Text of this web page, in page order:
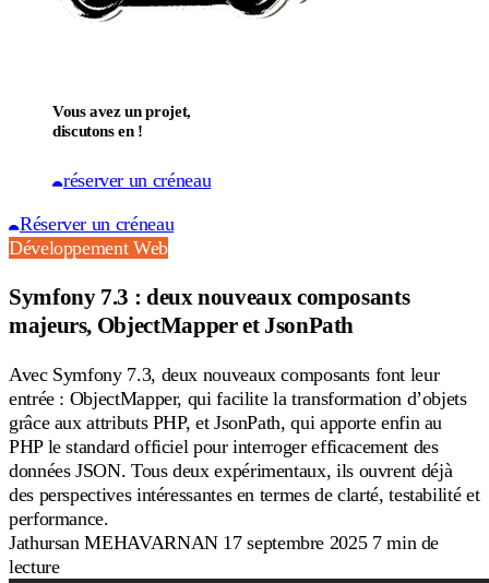
Vous avez un projet,
discutons en !
réserver un créneau
Réserver un créneau
Développement Web
Symfony 7.3 : deux nouveaux composants
majeurs, ObjectMapper et JsonPath
Avec Symfony 7.3, deux nouveaux composants font leur
entrée : ObjectMapper, qui facilite la transformation d’objets
grâce aux attributs PHP, et JsonPath, qui apporte enfin au
PHP le standard officiel pour interroger efficacement des
données JSON. Tous deux expérimentaux, ils ouvrent déjà
des perspectives intéressantes en termes de clarté, testabilité et
performance.
Jathursan MEHAVARNAN 17 septembre 2025 7 min de
lecture